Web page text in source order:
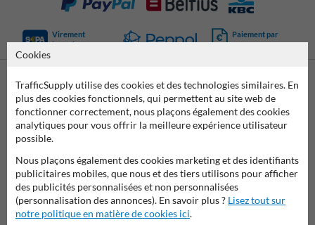
Virement
bancaire SEPA
Paiement par
facture
Contactez-nous
Nous sommes joignables les jours ouvrables (de 8.00 à 17.00) au
04 2957 647.
Des questions ? Envoyez un e-mail à
remplissez le formulaire et nous vous répondrons dès que
possible.
info@trafficsupply.be
Cookies
TrafficSupply utilise des cookies et des technologies similaires. En
plus des cookies fonctionnels, qui permettent au site web de
fonctionner correctement, nous plaçons également des cookies
analytiques pour vous offrir la meilleure expérience utilisateur
possible.
Nous plaçons également des cookies marketing et des identifiants
publicitaires mobiles, que nous et des tiers utilisons pour afficher
des publicités personnalisées et non personnalisées
(personnalisation des annonces). En savoir plus ? Lisez tout sur
notre politique en matière de cookies ici.